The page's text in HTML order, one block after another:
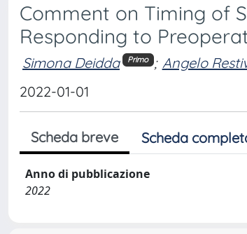
Comment on Timing of
Responding to
Simona Deidda Primo ; Angelo
2022-01-01
Scheda breve Scheda
Anno di pubblicazione
2022